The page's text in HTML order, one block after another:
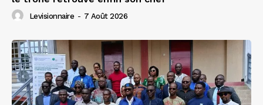
Levisionnaire - 7 Août 2026